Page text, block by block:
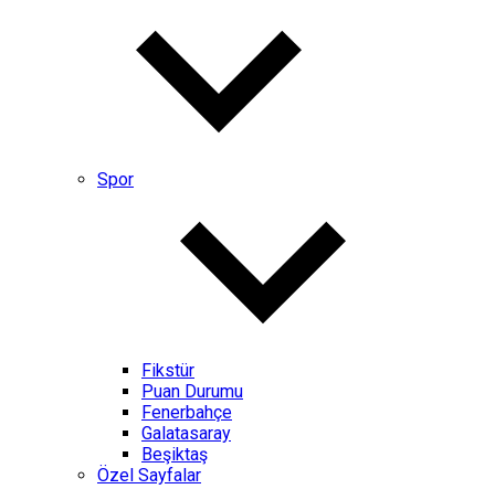
Spor
Fikstür
Puan Durumu
Fenerbahçe
Galatasaray
Beşiktaş
Özel Sayfalar